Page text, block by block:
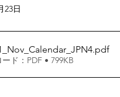
23日
.pdf
ド：PDF • 799KB